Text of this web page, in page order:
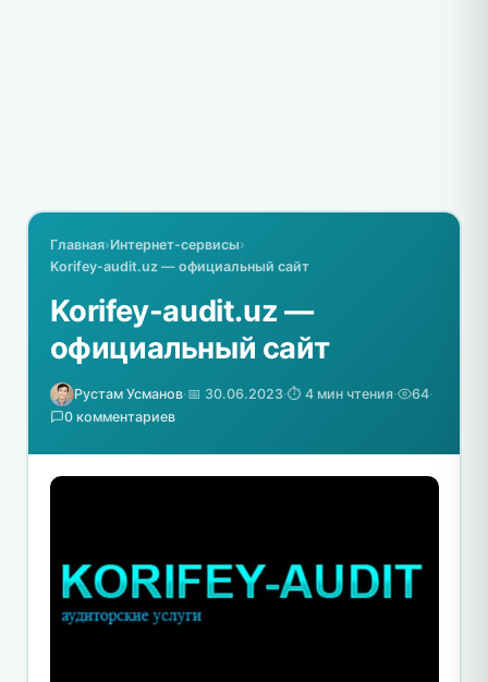
Главная›Интернет-сервисы›
Korifey-audit.uz — официальный сайт
Korifey-audit.uz —
официальный сайт
Рустам Усманов·📅 30.06.2023·⏱️ 4 мин чтения· 64·
0 комментариев